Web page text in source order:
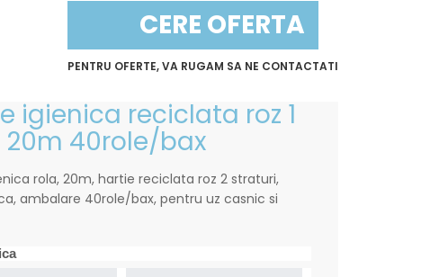
CERE OFERTA
PENTRU OFERTE, VA RUGAM SA NE CONTACTATI
igienica reciclata roz 1
40role/bax
rola, 20m, hartie reciclata roz 2 straturi,
ambalare 40role/bax, pentru uz casnic si